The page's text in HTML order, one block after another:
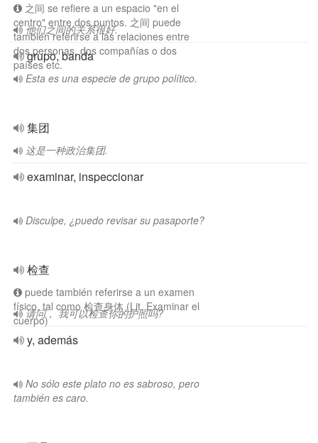
之间 se refiere a un espacio "en el
centro" entre dos puntos. 之间 puede
también referirse a las relaciones entre
dos personas, dos compañías o dos
países etc.
他们之间的关系很好.
grupo, banda
Esta es una especie de grupo político.
集团
这是一种政治集团.
examinar, inspeccionar
Disculpe, ¿puedo revisar su pasaporte?
检查
puede también referirse a un examen
físico, tal como 检查身体 (Lit. Examinar el
cuerpo)
请问， 我可以检查你的护照吗?
y, además
No sólo este plato no es sabroso, pero
también es caro.